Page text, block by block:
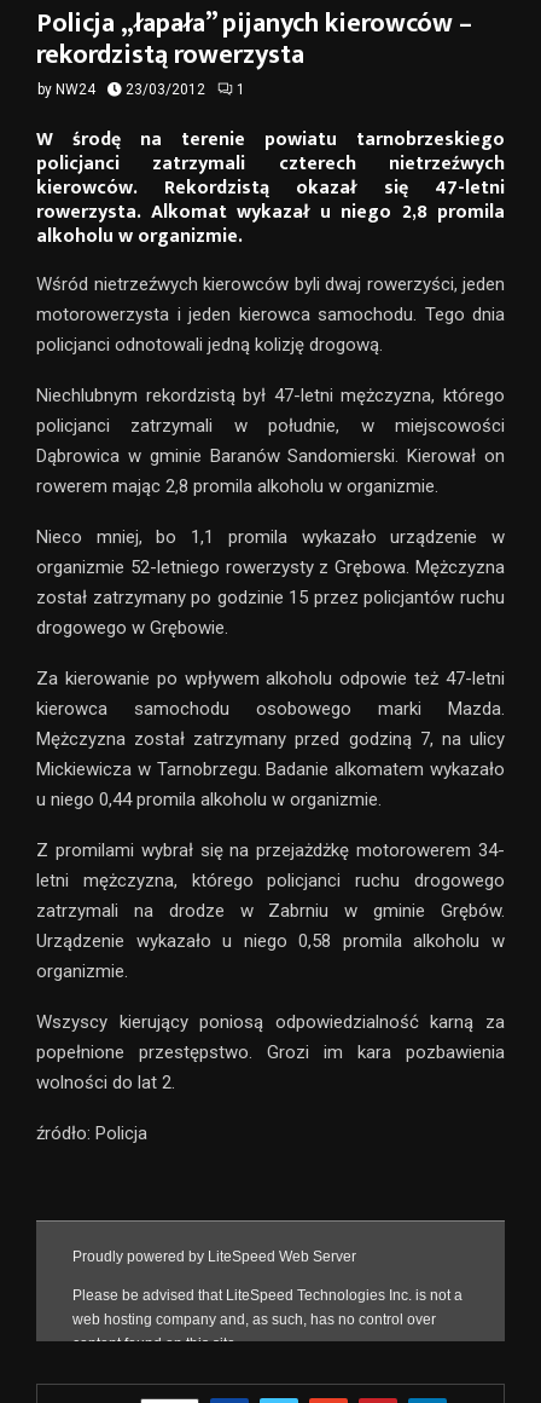
Policja „łapała” pijanych kierowców –
rekordzistą rowerzysta
by NW24 23/03/2012 1
W środę na terenie powiatu tarnobrzeskiego
policjanci zatrzymali czterech nietrzeźwych
kierowców. Rekordzistą okazał się 47-letni
rowerzysta. Alkomat wykazał u niego 2,8 promila
alkoholu w organizmie.
Wśród nietrzeźwych kierowców byli dwaj rowerzyści, jeden
motorowerzysta i jeden kierowca samochodu. Tego dnia
policjanci odnotowali jedną kolizję drogową.
Niechlubnym rekordzistą był 47-letni mężczyzna, którego
policjanci zatrzymali w południe, w miejscowości
Dąbrowica w gminie Baranów Sandomierski. Kierował on
rowerem mając 2,8 promila alkoholu w organizmie.
Nieco mniej, bo 1,1 promila wykazało urządzenie w
organizmie 52-letniego rowerzysty z Grębowa. Mężczyzna
został zatrzymany po godzinie 15 przez policjantów ruchu
drogowego w Grębowie.
Za kierowanie po wpływem alkoholu odpowie też 47-letni
kierowca samochodu osobowego marki Mazda.
Mężczyzna został zatrzymany przed godziną 7, na ulicy
Mickiewicza w Tarnobrzegu. Badanie alkomatem wykazało
u niego 0,44 promila alkoholu w organizmie.
Z promilami wybrał się na przejażdżkę motorowerem 34-
letni mężczyzna, którego policjanci ruchu drogowego
zatrzymali na drodze w Zabrniu w gminie Grębów.
Urządzenie wykazało u niego 0,58 promila alkoholu w
organizmie.
Wszyscy kierujący poniosą odpowiedzialność karną za
popełnione przestępstwo. Grozi im kara pozbawienia
wolności do lat 2.
źródło: Policja